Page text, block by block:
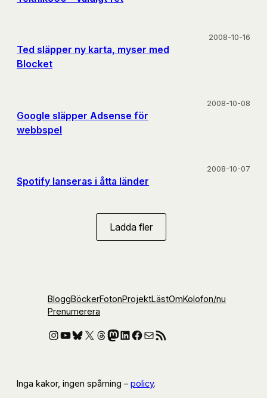
Ted släpper ny karta, myser med
Blocket
2008-10-16
Google släpper Adsense för
webbspel
2008-10-08
Spotify lanseras i åtta länder
2008-10-07
Ladda fler
BloggBöckerFotonProjektLästOmKolofon/nu
Prenumerera
Instagram
YouTube
Bluesky
X Threads
Mastodon
LinkedIn
Facebook
E-postRSS-flöde
Inga kakor, ingen spårning – policy.